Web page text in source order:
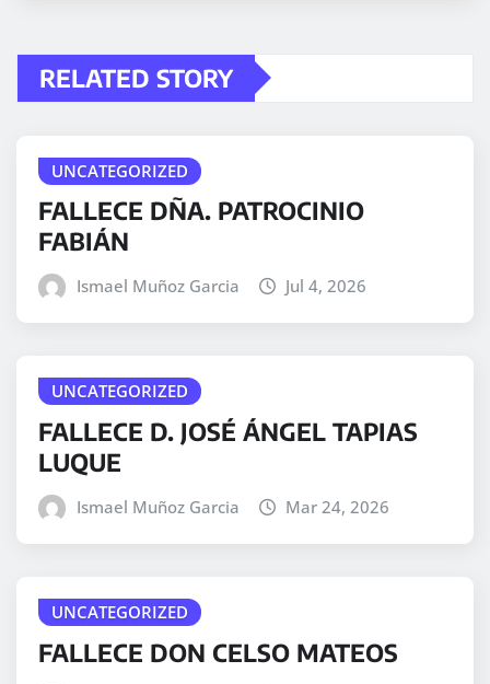
RELATED STORY
UNCATEGORIZED
FALLECE DÑA. PATROCINIO
FABIÁN
Ismael Muñoz Garcia Jul 4, 2026
UNCATEGORIZED
FALLECE D. JOSÉ ÁNGEL TAPIAS
LUQUE
Ismael Muñoz Garcia Mar 24, 2026
UNCATEGORIZED
FALLECE DON CELSO MATEOS